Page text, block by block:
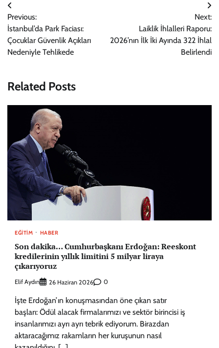
Yazı
gezinmesi
Previous:
İstanbul’da Park Faciası:
Çocuklar Güvenlik Açıkları
Nedeniyle Tehlikede
Next:
Laiklik İhlalleri Raporu:
2026’nın İlk İki Ayında 322 İhlal
Belirlendi
Related Posts
EĞITIM HABER
Son dakika… Cumhurbaşkanı Erdoğan: Reeskont
kredilerinin yıllık limitini 5 milyar liraya
çıkarıyoruz
Elif Aydın 26 Haziran 2026 0
İşte Erdoğan’ın konuşmasından öne çıkan satır
başları: Ödül alacak firmalarımızı ve sektör birincisi iş
insanlarımızı ayrı ayrı tebrik ediyorum. Birazdan
aktaracağımız rakamların her kuruşunun nasıl